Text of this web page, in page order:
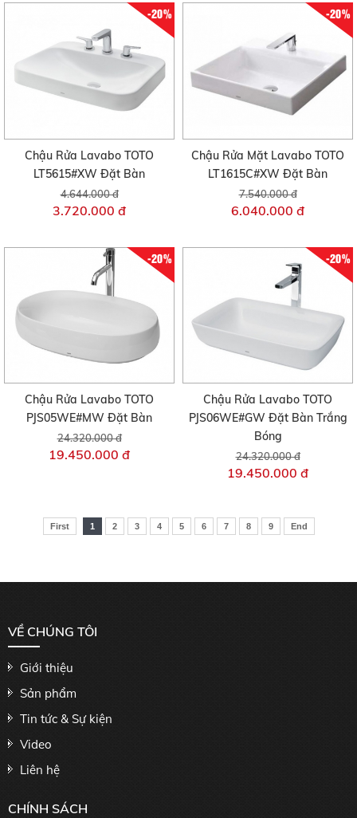
-20%
Chậu Rửa Lavabo TOTO
LT5615#XW Đặt Bàn
4.644.000 đ
3.720.000 đ
-20%
Chậu Rửa Mặt Lavabo TOTO
LT1615C#XW Đặt Bàn
7.540.000 đ
6.040.000 đ
-20%
Chậu Rửa Lavabo TOTO
PJS05WE#MW Đặt Bàn
24.320.000 đ
19.450.000 đ
-20%
Chậu Rửa Lavabo TOTO
PJS06WE#GW Đặt Bàn Trắng
Bóng
24.320.000 đ
19.450.000 đ
First 1 2 3 4 5 6 7 8 9 End
VỀ CHÚNG TÔI
Giới thiệu
Sản phẩm
Tin tức & Sự kiện
Video
Liên hệ
CHÍNH SÁCH